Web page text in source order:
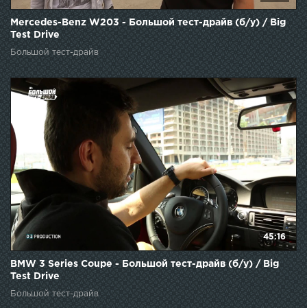
Mercedes-Benz W203 - Большой тест-драйв (б/у) / Big
Test Drive
Большой тест-драйв
45:16
BMW 3 Series Coupe - Большой тест-драйв (б/у) / Big
Test Drive
Большой тест-драйв